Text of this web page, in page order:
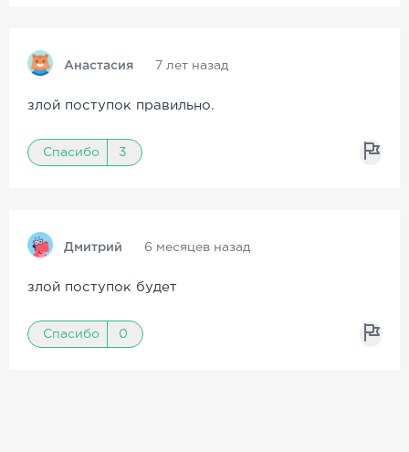
Анастасия 7 лет назад
злой поступок правильно.
Спасибо 3
Дмитрий 6 месяцев назад
злой поступок будет
Спасибо 0